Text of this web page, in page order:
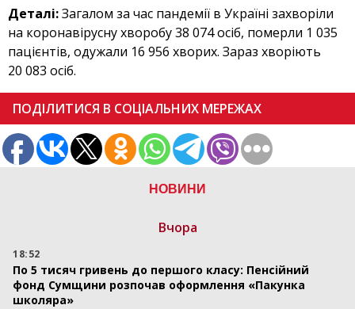
НОВИНИ
Вчора
18:52
По 5 тисяч гривень до першого класу: Пенсійний
фонд Сумщини розпочав оформлення «Пакунка
школяра»
Деталі:Загалом за час пандемії в Україні захворіли
на коронавірусну хворобу 38 074 осіб, померли 1 035
пацієнтів, одужали 16 956 хворих. Зараз хворіють
20 083 осіб.
ПОДІЛИТИСЯ В СОЦІАЛЬНИХ МЕРЕЖАХ